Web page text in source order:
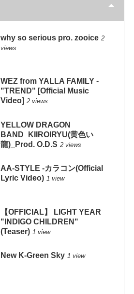
why so serious pro. zooice 2
views
WEZ from YALLA FAMILY -
"TREND" [Official Music
Video] 2 views
YELLOW DRAGON
BAND_KIIROIRYU(黄色い
龍)_Prod. O.D.S 2 views
AA-STYLE -カラコン(Official
Lyric Video) 1 view
【OFFICIAL】 LIGHT YEAR
"INDIGO CHILDREN"
(Teaser) 1 view
New K-Green Sky 1 view